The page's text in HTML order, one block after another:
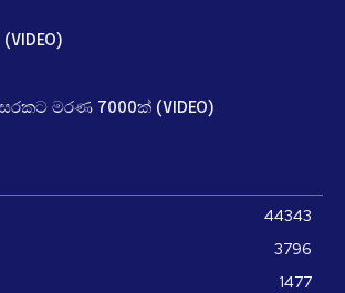
මරණ 7000ක් (VIDEO)
44343
3796
1477